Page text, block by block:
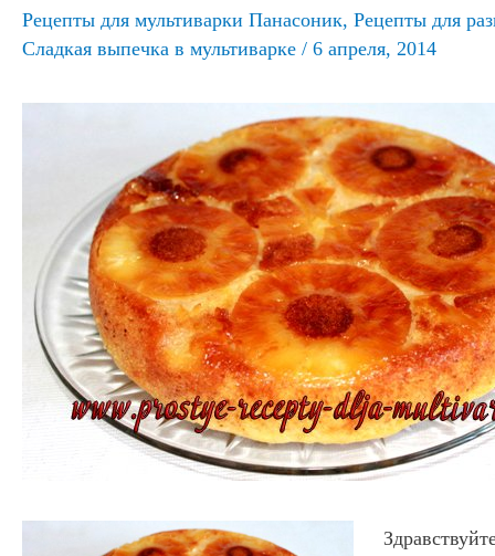
Рецепты для мультиварки Панасоник, Рецепты для
Сладкая выпечка в мультиварке / 6 апреля, 2014